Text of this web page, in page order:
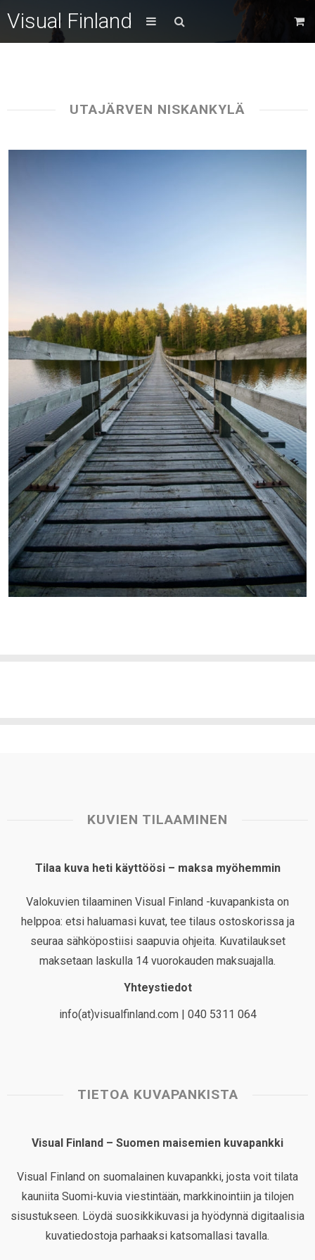
Visual Finland
UTAJÄRVEN NISKANKYLÄ
KUVIEN TILAAMINEN
Tilaa kuva heti käyttöösi – maksa myöhemmin
Valokuvien tilaaminen Visual Finland -kuvapankista on
helppoa: etsi haluamasi kuvat, tee tilaus ostoskorissa ja
seuraa sähköpostiisi saapuvia ohjeita. Kuvatilaukset
maksetaan laskulla 14 vuorokauden maksuajalla.
Yhteystiedot
info(at)visualfinland.com | 040 5311 064
TIETOA KUVAPANKISTA
Visual Finland – Suomen maisemien kuvapankki
Visual Finland on suomalainen kuvapankki, josta voit tilata
kauniita Suomi-kuvia viestintään, markkinointiin ja tilojen
sisustukseen. Löydä suosikkikuvasi ja hyödynnä digitaalisia
kuvatiedostoja parhaaksi katsomallasi tavalla.